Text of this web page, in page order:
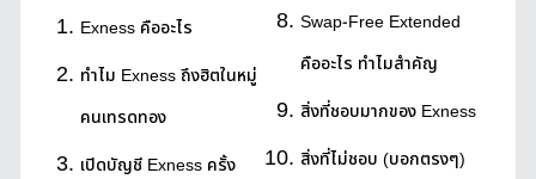
Exness คืออะไร
ทำไม Exness ถึงฮิตในหมู่
คนเทรดทอง
เปิดบัญชี Exness ครั้ง
Swap-Free Extended
คืออะไร ทำไมสำคัญ
สิ่งที่ชอบมากของ Exness
สิ่งที่ไม่ชอบ (บอกตรงๆ)